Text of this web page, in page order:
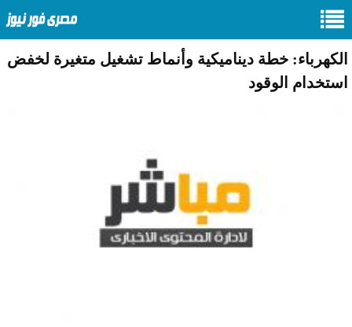
الكهرباء: خطة ديناميكية وأنماط تشغيل متغيرة لخفض
استخدام الوقود